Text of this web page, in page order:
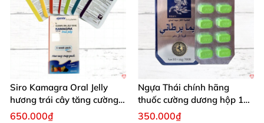
Siro Kamagra Oral Jelly
hương trái cây tăng cường
sinh lý nam sâu
650.000₫
Ngựa Thái chính hãng
thuốc cường dương hộp 10
viên kéo dài thời gian mạnh
350.000₫